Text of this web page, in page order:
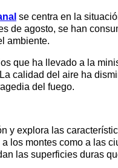
se centra en la
de agosto, se han
ambiente.
que ha llevado a la
calidad del aire ha
del fuego.
y explora las
los montes como a las
las superficies duras